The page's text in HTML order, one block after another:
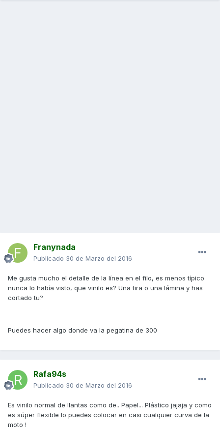
Franynada
Publicado 30 de Marzo del 2016
Me gusta mucho el detalle de la línea en el filo, es menos típico
nunca lo había visto, que vinilo es? Una tira o una lámina y has
cortado tu?
Puedes hacer algo donde va la pegatina de 300
Rafa94s
Publicado 30 de Marzo del 2016
Es vinilo normal de llantas como de.. Papel... Plástico jajaja y como
es súper flexible lo puedes colocar en casi cualquier curva de la
moto !